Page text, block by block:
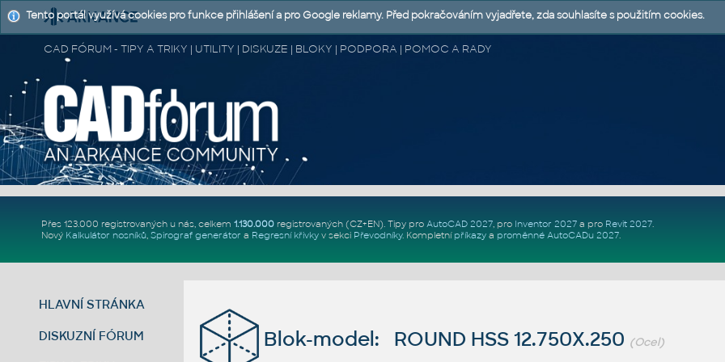
CAD FÓRUM - TIPY A TRIKY | UTILITY | DISKUZE | BLOKY | PODPORA | POMOC A RADY
Přes 123.000 registrovaných u nás, celkem 1.130.000registrovaných (CZ+EN). Tipy pro AutoCAD 2027, pro Inventor 2027a pro Revit 2027.
Nový Kalkulátor nosníků, Spirograf generátor a Regresní křivkyv sekci Převodníky. Kompletní příkazya proměnné AutoCADu 2027.
HLAVNÍ STRÁNKA
DISKUZNÍ FÓRUM Blok-model: ROUND HSS 12.750X.250 (Ocel)
Tento portál využívá cookies pro funkce přihlášení a pro Google reklamy. Před pokračováním vyjadřete, zda souhlasíte s použitím cookies.